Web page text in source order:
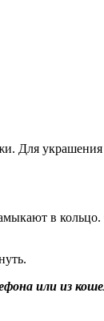
Для украшения
в
или из